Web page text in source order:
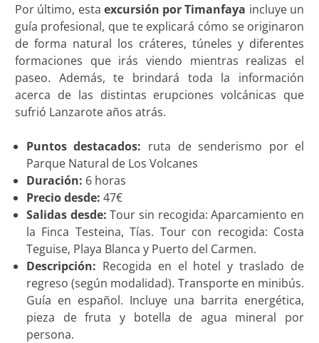
Por último, esta excursión por Timanfaya incluye un
guía profesional, que te explicará cómo se originaron
de forma natural los cráteres, túneles y diferentes
formaciones que irás viendo mientras realizas el
paseo. Además, te brindará toda la información
acerca de las distintas erupciones volcánicas que
sufrió Lanzarote años atrás.
Puntos destacados: ruta de senderismo por el
Parque Natural de Los Volcanes
Duración: 6 horas
Precio desde: 47€
Salidas desde:Tour sin recogida: Aparcamiento en
la Finca Testeina, Tías. Tour con recogida: Costa
Teguise, Playa Blanca y Puerto del Carmen.
Descripción: Recogida en el hotel y traslado de
regreso (según modalidad). Transporte en minibús.
Guía en español. Incluye una barrita energética,
pieza de fruta y botella de agua mineral por
persona.